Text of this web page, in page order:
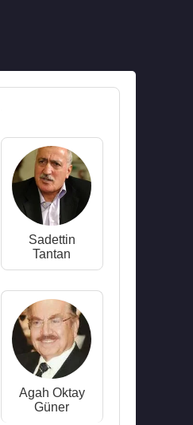
Sadettin
Tantan
Agah Oktay
Güner